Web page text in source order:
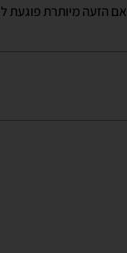
אם הזעה מיותרת פוגעת